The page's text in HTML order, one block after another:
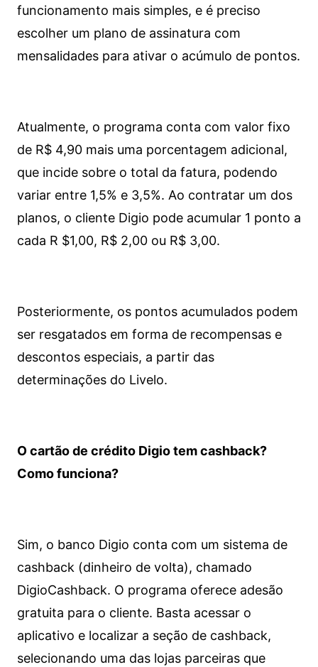
funcionamento mais simples, e é preciso
escolher um plano de assinatura com
mensalidades para ativar o acúmulo de pontos.
Atualmente, o programa conta com valor fixo
de R$ 4,90 mais uma porcentagem adicional,
que incide sobre o total da fatura, podendo
variar entre 1,5% e 3,5%. Ao contratar um dos
planos, o cliente Digio pode acumular 1 ponto a
cada R $1,00, R$ 2,00 ou R$ 3,00.
Posteriormente, os pontos acumulados podem
ser resgatados em forma de recompensas e
descontos especiais, a partir das
determinações do Livelo.
O cartão de crédito Digio tem cashback?
Como funciona?
Sim, o banco Digio conta com um sistema de
cashback (dinheiro de volta), chamado
DigioCashback. O programa oferece adesão
gratuita para o cliente. Basta acessar o
aplicativo e localizar a seção de cashback,
selecionando uma das lojas parceiras que